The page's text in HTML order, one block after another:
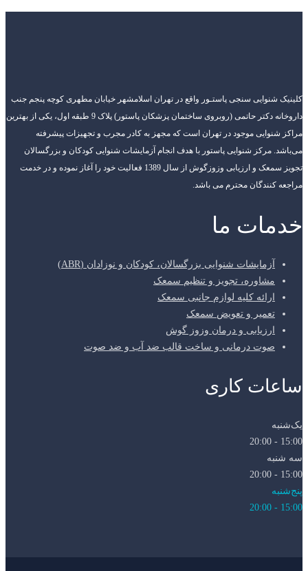
کلینیک شنوایی سنجی پاستـور واقع در تهران اسلامشهر خیابان مطهری کوچه پنجم جنب
داروخانه دکتر حاتمی (روبروی ساختمان پزشکان پاستور) پلاک 9 طبقه اول، یکی از بهترین
مراکز شنوایی موجود در تهران است که مجهز به کادر مجرب و تجهیزات پیشرفته
می‌باشد. مرکز شنوایی پاستور با هدف انجام آزمایشات شنوایی کودکان و بزرگسالان
تجویز سمعک و ارزیابی وزوزگوش از سال 1389 فعالیت خود را آغاز نموده و در خدمت
مراجعه کنندگان محترم می باشد.
خدمات ما
آزمایشات شنوایی بزرگسالان، کودکان و نوزادان (ABR)
مشاوره، تجویز و تنظیم سمعک
ارائه کلیه لوازم جانبی سمعک
تعمیر و تعویض سمعک
ارزیابی و درمان وزوز گوش
صوت درمانی و ساخت قالب ضد آب و ضد صوت
ساعات کاری
یک‌شنبه
15:00 - 20:00
سه شنبه
15:00 - 20:00
پنج‌شنبه
15:00 - 20:00